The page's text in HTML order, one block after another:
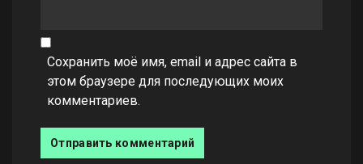
Сохранить моё имя, email и адрес сайта в
этом браузере для последующих моих
комментариев.